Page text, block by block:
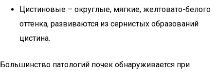
Цистиновые – округлые, мягкие, желтовато-белого
оттенка, развиваются из сернистых образований
цистина.
Большинство патологий почек обнаруживается при